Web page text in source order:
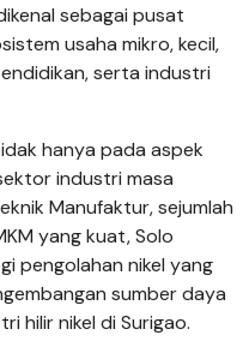
sebagai pusat
usaha mikro, kecil,
serta industri
hanya pada aspek
industri masa
Manufaktur, sejumlah
yang kuat, Solo
pengolahan nikel yang
sumber daya
hilir nikel di Surigao.